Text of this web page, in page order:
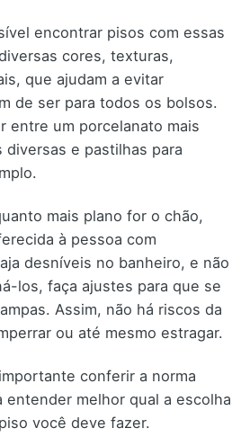
encontrar pisos com essas
cores, texturas,
que ajudam a evitar
de ser para todos os bolsos.
entre um porcelanato mais
diversas e pastilhas para
mais plano for o chão,
à pessoa com
desníveis no banheiro, e não
los, faça ajustes para que se
Assim, não há riscos da
ou até mesmo estragar.
conferir a norma
entender melhor qual a escolha
você deve fazer.